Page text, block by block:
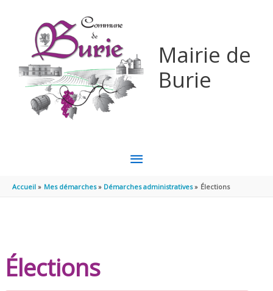
Mairie de
Burie
MENU
PRINCIPAL
Accueil Mes démarches Démarches administratives Élections
Élections